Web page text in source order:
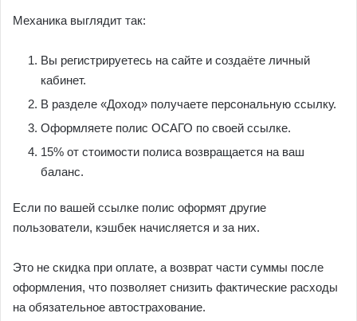
Механика выглядит так:
Вы регистрируетесь на сайте и создаёте личный
кабинет.
В разделе «Доход» получаете персональную ссылку.
Оформляете полис ОСАГО по своей ссылке.
15% от стоимости полиса возвращается на ваш
баланс.
Если по вашей ссылке полис оформят другие
пользователи, кэшбек начисляется и за них.
Это не скидка при оплате, а возврат части суммы после
оформления, что позволяет снизить фактические расходы
на обязательное автострахование.